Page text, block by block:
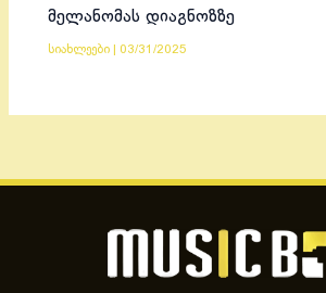
მელანომას დიაგნოზზე
სიახლეები 03/31/2025